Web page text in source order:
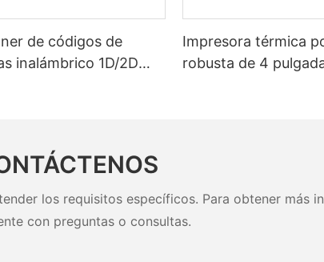
de códigos de
inalámbrico 1D/2D
Impresora térmica
robusta de 4
los requisitos específicos. Para obtener más
con preguntas o consultas.